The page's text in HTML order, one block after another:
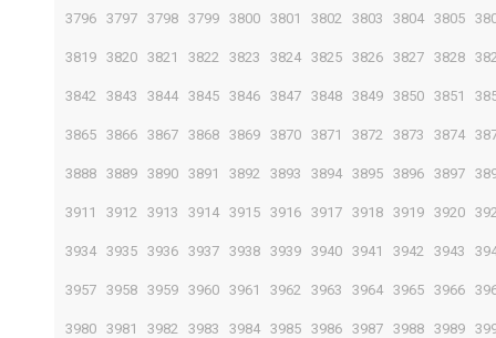
3796 3797 3798 3799 3800 3801 3802 3803 3804 3805
3819 3820 3821 3822 3823 3824 3825 3826 3827 3828
3842 3843 3844 3845 3846 3847 3848 3849 3850 3851
3865 3866 3867 3868 3869 3870 3871 3872 3873 3874
3888 3889 3890 3891 3892 3893 3894 3895 3896 3897
3911 3912 3913 3914 3915 3916 3917 3918 3919 3920
3934 3935 3936 3937 3938 3939 3940 3941 3942 3943
3957 3958 3959 3960 3961 3962 3963 3964 3965 3966
3980 3981 3982 3983 3984 3985 3986 3987 3988 3989